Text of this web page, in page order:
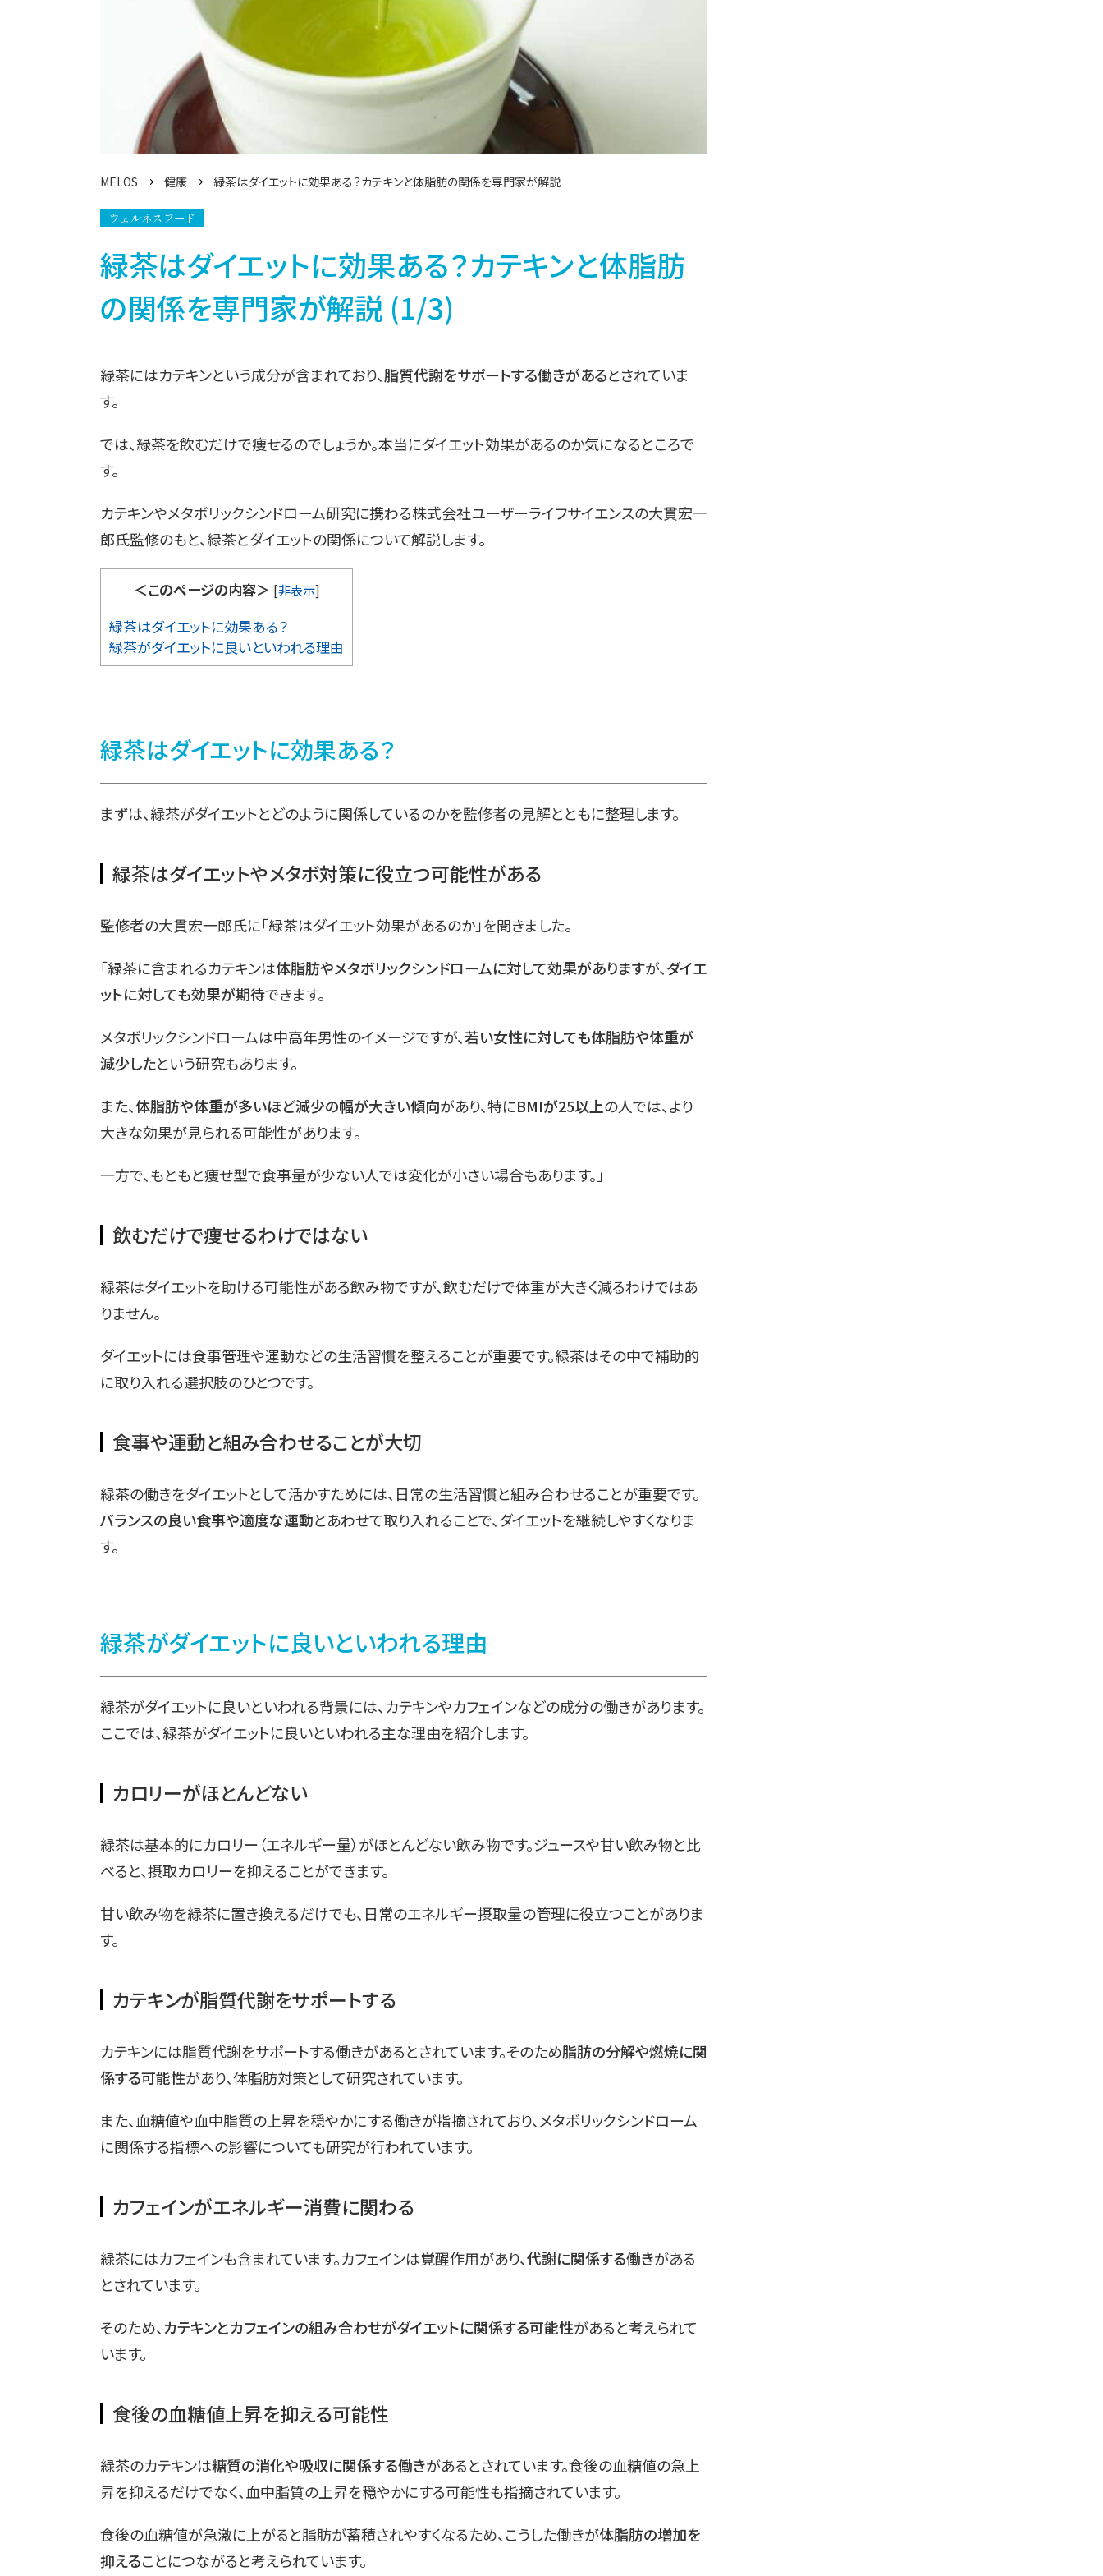
MELOS 健康 緑茶はダイエットに効果ある？カテキンと体脂肪の関係を専門家が解説
ウェルネスフード
緑茶はダイエットに効果ある？カテキンと体脂肪
の関係を専門家が解説 (1/3)
緑茶にはカテキンという成分が含まれており、脂質代謝をサポートする働きがあるとされていま
す。
では、緑茶を飲むだけで痩せるのでしょうか。本当にダイエット効果があるのか気になるところで
す。
カテキンやメタボリックシンドローム研究に携わる株式会社ユーザーライフサイエンスの大貫宏一
郎氏監修のもと、緑茶とダイエットの関係について解説します。
＜このページの内容＞ [非表示]
緑茶はダイエットに効果ある？
緑茶がダイエットに良いといわれる理由
緑茶はダイエットに効果ある？
まずは、緑茶がダイエットとどのように関係しているのかを監修者の見解とともに整理します。
緑茶はダイエットやメタボ対策に役立つ可能性がある
監修者の大貫宏一郎氏に「緑茶はダイエット効果があるのか」を聞きました。
「緑茶に含まれるカテキンは体脂肪やメタボリックシンドロームに対して効果がありますが、ダイエ
ットに対しても効果が期待できます。
メタボリックシンドロームは中高年男性のイメージですが、若い女性に対しても体脂肪や体重が
減少したという研究もあります。
また、体脂肪や体重が多いほど減少の幅が大きい傾向があり、特にBMIが25以上の人では、より
大きな効果が見られる可能性があります。
一方で、もともと痩せ型で食事量が少ない人では変化が小さい場合もあります。」
飲むだけで痩せるわけではない
緑茶はダイエットを助ける可能性がある飲み物ですが、飲むだけで体重が大きく減るわけではあ
りません。
ダイエットには食事管理や運動などの生活習慣を整えることが重要です。緑茶はその中で補助的
に取り入れる選択肢のひとつです。
食事や運動と組み合わせることが大切
緑茶の働きをダイエットとして活かすためには、日常の生活習慣と組み合わせることが重要です。
バランスの良い食事や適度な運動とあわせて取り入れることで、ダイエットを継続しやすくなりま
す。
緑茶がダイエットに良いといわれる理由
緑茶がダイエットに良いといわれる背景には、カテキンやカフェインなどの成分の働きがあります。
ここでは、緑茶がダイエットに良いといわれる主な理由を紹介します。
カロリーがほとんどない
緑茶は基本的にカロリー（エネルギー量）がほとんどない飲み物です。ジュースや甘い飲み物と比
べると、摂取カロリーを抑えることができます。
甘い飲み物を緑茶に置き換えるだけでも、日常のエネルギー摂取量の管理に役立つことがありま
す。
カテキンが脂質代謝をサポートする
カテキンには脂質代謝をサポートする働きがあるとされています。そのため脂肪の分解や燃焼に関
係する可能性があり、体脂肪対策として研究されています。
また、血糖値や血中脂質の上昇を穏やかにする働きが指摘されており、メタボリックシンドローム
に関係する指標への影響についても研究が行われています。
カフェインがエネルギー消費に関わる
緑茶にはカフェインも含まれています。カフェインは覚醒作用があり、代謝に関係する働きがある
とされています。
そのため、カテキンとカフェインの組み合わせがダイエットに関係する可能性があると考えられて
います。
食後の血糖値上昇を抑える可能性
緑茶のカテキンは糖質の消化や吸収に関係する働きがあるとされています。食後の血糖値の急上
昇を抑えるだけでなく、血中脂質の上昇を穏やかにする可能性も指摘されています。
食後の血糖値が急激に上がると脂肪が蓄積されやすくなるため、こうした働きが体脂肪の増加を
抑えることにつながると考えられています。